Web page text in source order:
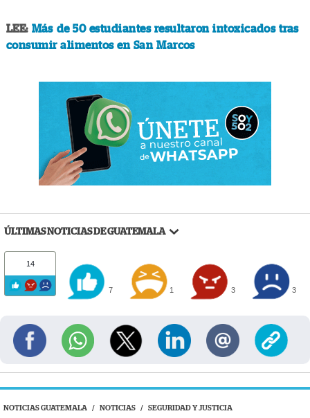
LEE: Más de 50 estudiantes resultaron intoxicados tras
consumir alimentos en San Marcos
ÚLTIMAS NOTICIAS DE GUATEMALA
14
7 1 3 3
NOTICIAS GUATEMALA / NOTICIAS / SEGURIDAD Y JUSTICIA